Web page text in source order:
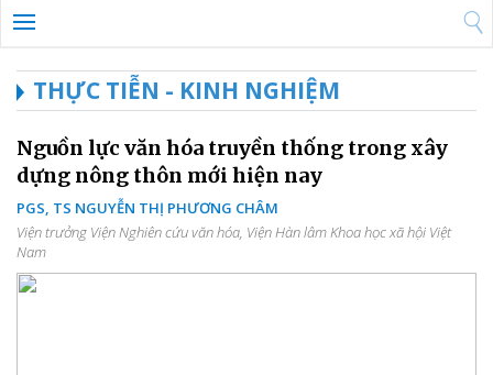
THỰC TIỄN - KINH NGHIỆM
Nguồn lực văn hóa truyền thống trong xây
dựng nông thôn mới hiện nay
PGS, TS NGUYỄN THỊ PHƯƠNG CHÂM
Viện trưởng Viện Nghiên cứu văn hóa, Viện Hàn lâm Khoa học xã hội Việt
Nam